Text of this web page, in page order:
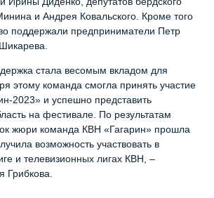
и Андрея Ковальского. Кроме того
поддержали предприниматели Петр
стала весомым вкладом для
этому команда смогла принять участие
2023» и успешно представить
на фестивале. По результатам
жюри команда КВН «Гагарин» прошла
возможность участвовать в
и телевизионных лигах КВН, –
Грибкова.